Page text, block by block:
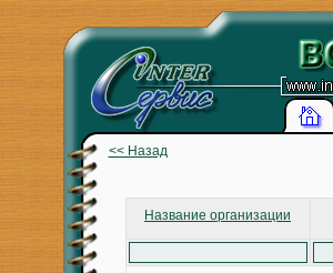
<< Назад
Название организации